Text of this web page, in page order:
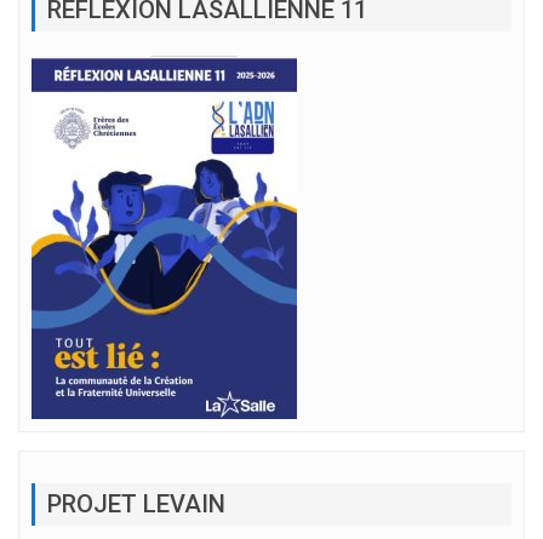
RÉFLEXION LASALLIENNE 11
PROJET LEVAIN